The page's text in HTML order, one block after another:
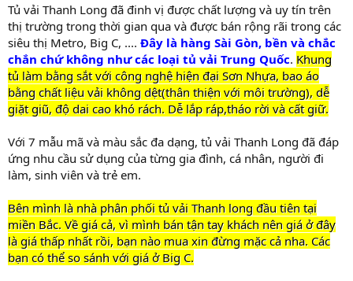
Tủ vải Thanh Long đã đinh vị được chất lượng và uy tín trên
thị trường trong thời gian qua và được bán rộng rãi trong các
siêu thị Metro, Big C, .... Đây là hàng Sài Gòn, bền và chắc
chắn chứ không như các loại tủ vải Trung Quốc. Khung
tủ làm bằng sắt với công nghệ hiện đại Sơn Nhựa, bao áo
bằng chất liệu vải không dệt(thân thiện với môi trường), dễ
giặt giũ, độ dai cao khó rách. Dễ lắp ráp,tháo rời và cất giữ.
Với 7 mẫu mã và màu sắc đa dạng, tủ vải Thanh Long đã đáp
ứng nhu cầu sử dụng của từng gia đình, cá nhân, người đi
làm, sinh viên và trẻ em.
Bên mình là nhà phân phối tủ vải Thanh long đầu tiên tại
miền Bắc. Về giá cả, vì mình bán tận tay khách nên giá ở đây
là giá thấp nhất rồi, bạn nào mua xin đừng mặc cả nha. Các
bạn có thể so sánh với giá ở Big C.